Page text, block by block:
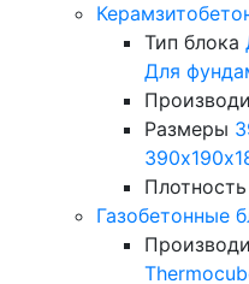
Тип блока
Для
Размеры
Плотность
Газобетонные